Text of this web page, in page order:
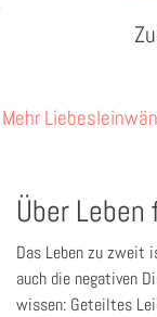
Mehr
Über Leben
Das Leben zu zweit
auch die negativen
wissen: Geteiltes